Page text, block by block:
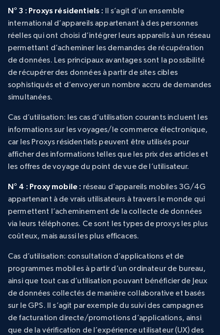
N° 3 : Proxys résidentiels : Il s’agit d’un ensemble
international d’appareils appartenant à des personnes
réelles qui ont choisi d’intégrer leurs appareils à un réseau
permettant d’acheminer les demandes de récupération
de données. Les principaux avantages sont la possibilité
de récupérer des données à partir de sites cibles
sophistiqués et d’envoyer un nombre accru de demandes
simultanées.
Cas d’utilisation: les cas d’utilisation courants incluent les
informations sur les voyages/le commerce électronique,
car les Proxys résidentiels peuvent être utilisés pour
afficher des informations telles que les prix des articles et
les offres de voyage du point de vue de l’utilisateur.
N° 4 : Proxy mobile : réseau d’appareils mobiles 3G/4G
appartenant à de vrais utilisateurs à travers le monde qui
permettent l’acheminement de la collecte de données
via leurs téléphones. Ce sont les types de proxys les plus
coûteux, mais aussi les plus efficaces.
Cas d’utilisation: consultation d’applications et de
programmes mobiles à partir d’un ordinateur de bureau,
ainsi que tout cas d’utilisation pouvant bénéficier de Jeux
de données collectés de manière collaborative et basés
sur le GPS. Il s’agit par exemple du suivi des campagnes
de facturation directe/promotions d’applications, ainsi
que de la vérification de l’expérience utilisateur (UX) des